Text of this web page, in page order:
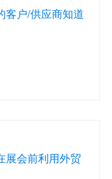
客户/供应商知道
展会前利用外贸